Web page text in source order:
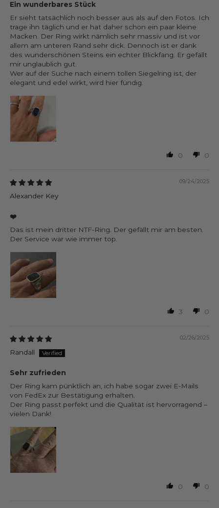
Ein wunderbares Stück
Er sieht tatsächlich noch besser aus als auf den Fotos. Ich
trage ihn täglich und er hat daher schon ein paar kleine
Macken. Der Ring wirkt nämlich sehr massiv und ist vor
allem am unteren Rand sehr dick. Dennoch ist er dank
des wunderschönen Steins ein echter Blickfang. Er gefällt
mir unglaublich gut.
Wer auf der Suche nach einem tollen Siegelring ist, der
elegant und edel wirkt, wird hier fündig.
0 0
09/24/2025
Alexander Key
❤️
Das ist mein dritter NTF-Ring. Der gefällt mir am besten.
Der Service war wie immer top.
3 0
02/26/2025
Randall
Sehr zufrieden
Der Ring kam pünktlich an, ich habe sogar zwei E-Mails
von FedEx zur Bestätigung erhalten.
Der Ring passt perfekt und die Qualität ist hervorragend –
vielen Dank!
0 0